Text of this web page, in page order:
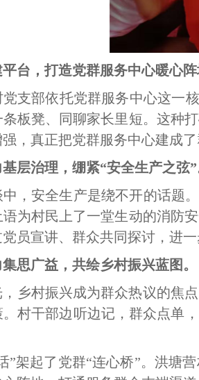
台，打造党群服务中心暖心阵
支部依托党群服务中心这一
板凳、同聊家长里短。这种
，真正把党群服务中心建成
层治理，绷紧“安全生产之弦”
，安全生产是绕不开的话题
为村民上了一堂生动的消防
员宣讲、群众共同探讨，进
思广益，共绘乡村振兴蓝图。
，乡村振兴成为群众热议的焦
村干部边听边记，群众点单
”架起了党群“连心桥”。洪塘